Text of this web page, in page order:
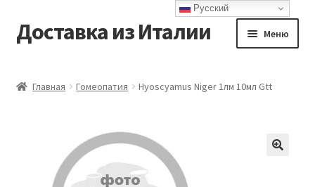
Перейти
к
Перейти
к
Доставка из Италии Меню
Корзина
Главная Гомеопатия Hyoscyamus Niger 1лм 10мл Gtt
Русский